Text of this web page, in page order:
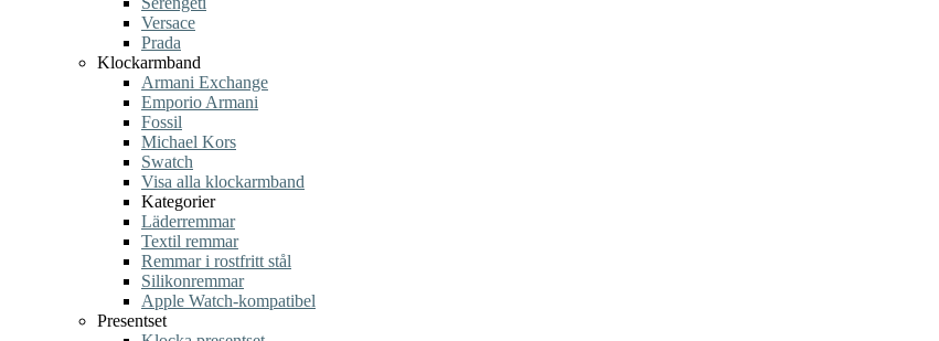
Versace
Prada
Klockarmband
Armani Exchange
Emporio Armani
Fossil
Michael Kors
Swatch
Visa alla klockarmband
Kategorier
Läderremmar
Textil remmar
Remmar i rostfritt stål
Silikonremmar
Apple Watch-kompatibel
Presentset